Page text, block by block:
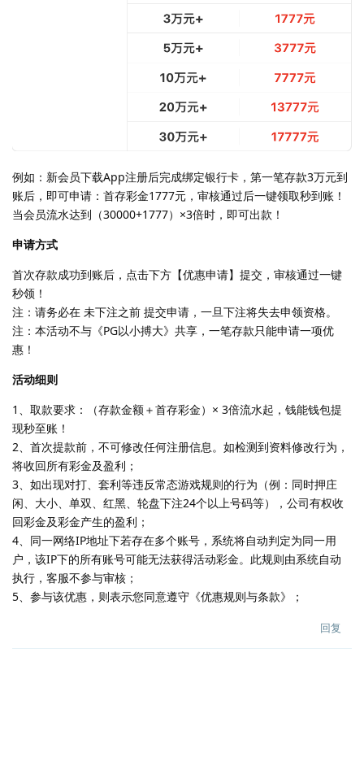
例如：新会员下载App注册后完成绑定银行卡，第一笔存款3万元到
账后，即可申请：首存彩金1777元，审核通过后一键领取秒到账！
当会员流水达到（30000+1777）×3倍时，即可出款！
申请方式
首次存款成功到账后，点击下方【优惠申请】提交，审核通过一键
秒领！
注：请务必在 未下注之前 提交申请，一旦下注将失去申领资格。
注：本活动不与《PG以小搏大》共享，一笔存款只能申请一项优
惠！
活动细则
1、取款要求：（存款金额＋首存彩金）× 3倍流水起，钱能钱包提
现秒至账！
2、首次提款前，不可修改任何注册信息。如检测到资料修改行为，
将收回所有彩金及盈利；
3、如出现对打、套利等违反常态游戏规则的行为（例：同时押庄
闲、大小、单双、红黑、轮盘下注24个以上号码等），公司有权收
回彩金及彩金产生的盈利；
4、同一网络IP地址下若存在多个账号，系统将自动判定为同一用
户，该IP下的所有账号可能无法获得活动彩金。此规则由系统自动
执行，客服不参与审核；
5、参与该优惠，则表示您同意遵守《优惠规则与条款》；
回复